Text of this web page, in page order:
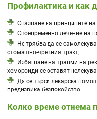
Профилактика и как
Спазване на принципите
Своевременно лечение на
Не трябва да се
стомашно-чревния тракт;
Избягване на травми на
хемороиди се оставят
Да се търси лекарска
предизвика безпокойство.
Колко време отнема